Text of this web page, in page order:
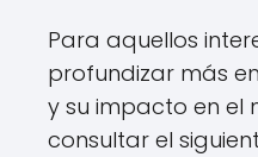
Para aquellos
profundizar más
y su impacto en el
consultar el